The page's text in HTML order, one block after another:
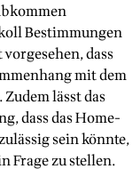
Bestimmungen
dass
mit dem
lässt das
dass das Home-
sein könnte,
Frage zu stellen.